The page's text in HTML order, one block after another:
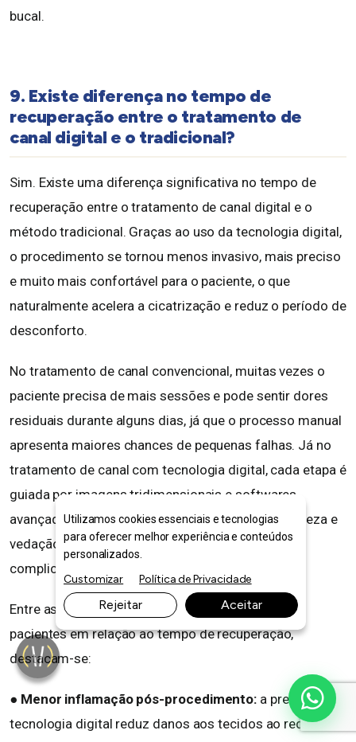
bucal.
9. Existe diferença no tempo de
recuperação entre o tratamento de
canal digital e o tradicional?
Sim. Existe uma diferença significativa no tempo de
recuperação entre o tratamento de canal digital e o
método tradicional. Graças ao uso da tecnologia digital,
o procedimento se tornou menos invasivo, mais preciso
e muito mais confortável para o paciente, o que
naturalmente acelera a cicatrização e reduz o período de
desconforto.
No tratamento de canal convencional, muitas vezes o
paciente precisa de mais sessões e pode sentir dores
residuais durante alguns dias, já que o processo manual
apresenta maiores chances de pequenas falhas. Já no
tratamento de canal com tecnologia digital, cada etapa é
guiada por imagens tridimensionais e softwares
avançados, que permitem maior eficiência na limpeza e
vedação dos canais. Isso diminui riscos de
complicações e retratamentos.
Entre as principais diferenças percebidas pelos
pacientes em relação ao tempo de recuperação,
destacam-se:
● Menor inflamação pós-procedimento: a precisão da
tecnologia digital reduz danos aos tecidos ao redor.
Utilizamos cookies essenciais e tecnologias
para oferecer melhor experiência e conteúdos
personalizados.
Customizar Política de Privacidade
Rejeitar Aceitar